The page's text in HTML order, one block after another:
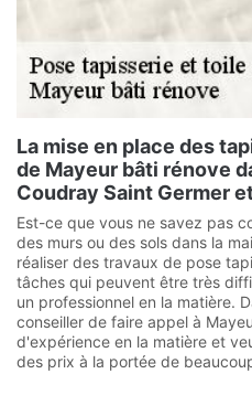
La mise en place des
de Mayeur bâti rénove
Coudray Saint Germer
Est-ce que vous ne savez pas
des murs ou des sols dans la
réaliser des travaux de pose
tâches qui peuvent être très
un professionnel en la matière.
conseiller de faire appel à
d'expérience en la matière et
des prix à la portée de